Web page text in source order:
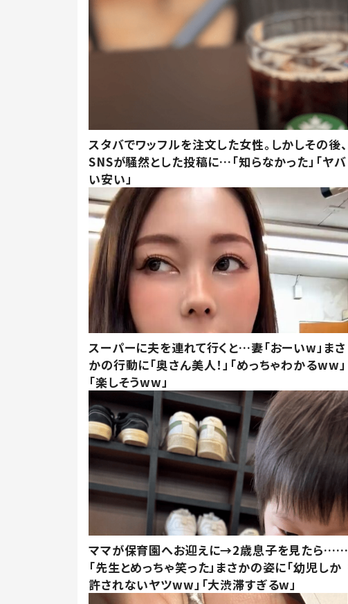
スタバでワッフルを注文した女性。しかしその後、
SNSが騒然とした投稿に…「知らなかった」「ヤバ
い安い」
スーパーに夫を連れて行くと…妻「おーいw」まさ
かの行動に「奥さん美人！」「めっちゃわかるww」
「楽しそうww」
ママが保育園へお迎えに→2歳息子を見たら……
「先生とめっちゃ笑った」まさかの姿に「幼児しか
許されないヤツww」「大渋滞すぎるw」